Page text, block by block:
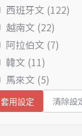
西班牙文 (122)
越南文 (22)
阿拉伯文 (7)
韓文 (11)
馬來文 (5)
套用設定 清除設